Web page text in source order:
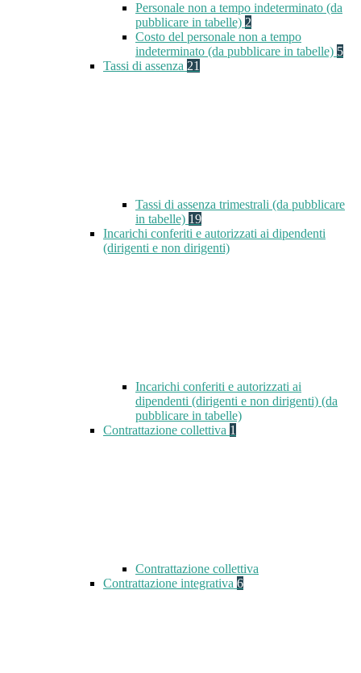
Personale non a tempo indeterminato (da
pubblicare in tabelle) 2
Costo del personale non a tempo
indeterminato (da pubblicare in tabelle) 5
Tassi di assenza 21
Tassi di assenza trimestrali (da pubblicare
in tabelle) 19
Incarichi conferiti e autorizzati ai dipendenti
(dirigenti e non dirigenti)
Incarichi conferiti e autorizzati ai
dipendenti (dirigenti e non dirigenti) (da
pubblicare in tabelle)
Contrattazione collettiva 1
Contrattazione collettiva
Contrattazione integrativa 6